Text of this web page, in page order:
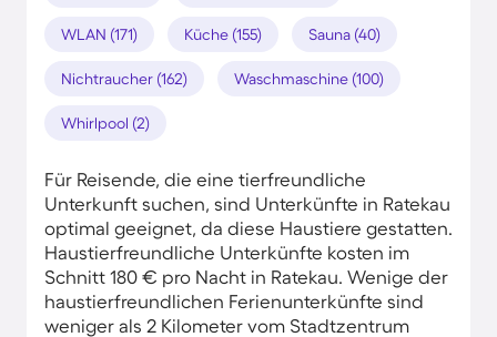
WLAN (171) Küche (155) Sauna (40)
Nichtraucher (162) Waschmaschine (100)
Whirlpool (2)
Für Reisende, die eine tierfreundliche
Unterkunft suchen, sind Unterkünfte in Ratekau
optimal geeignet, da diese Haustiere gestatten.
Haustierfreundliche Unterkünfte kosten im
Schnitt 180 € pro Nacht in Ratekau. Wenige der
haustierfreundlichen Ferienunterkünfte sind
weniger als 2 Kilometer vom Stadtzentrum